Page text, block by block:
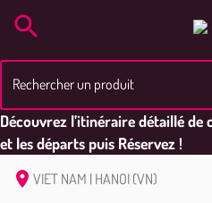
Rechercher un produit
Découvrez l’itinéraire détaillé de
et les départs puis Réservez !
VIET NAM | HANOI (VN)